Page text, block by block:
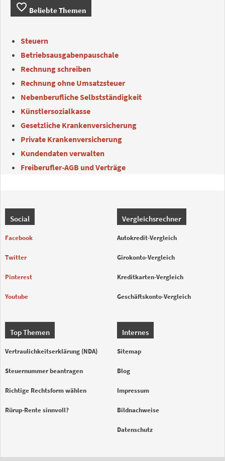
favorite_border Beliebte Themen
Steuern
Betriebsausgabenpauschale
Rechnung schreiben
Rechnung ohne Umsatzsteuer
Nebenberufliche Selbstständigkeit
Künstlersozialkasse
Gesetzliche Krankenversicherung
Private Krankenversicherung
Kundendaten verwalten
Freiberufler-AGB und Verträge
Social
Facebook
Twitter
Pinterest
Youtube
Vergleichsrechner
Autokredit-Vergleich
Girokonto-Vergleich
Kreditkarten-Vergleich
Geschäftskonto-Vergleich
Top Themen
Vertraulichkeitserklärung (NDA)
Steuernummer beantragen
Richtige Rechtsform wählen
Rürup-Rente sinnvoll?
Internes
Sitemap
Blog
Impressum
Bildnachweise
Datenschutz